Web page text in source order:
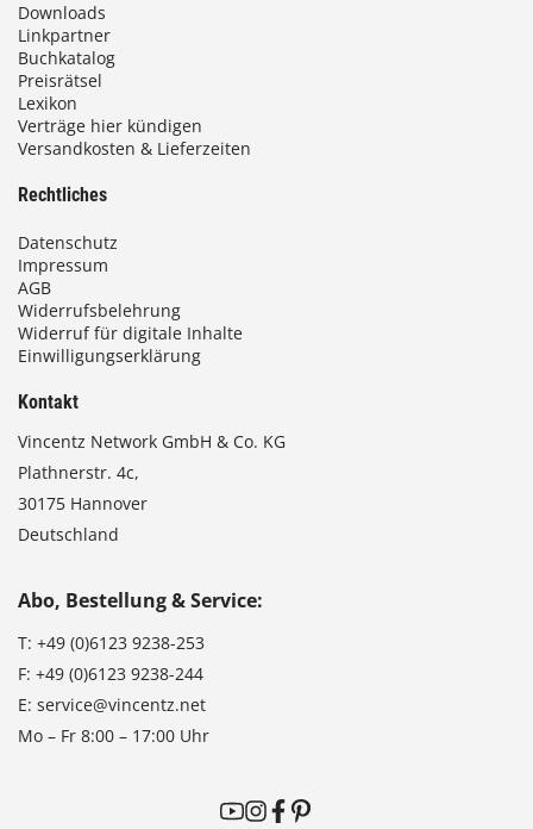
Downloads
Linkpartner
Buchkatalog
Preisrätsel
Lexikon
Verträge hier kündigen
Versandkosten & Lieferzeiten
Rechtliches
Datenschutz
Impressum
AGB
Widerrufsbelehrung
Widerruf für digitale Inhalte
Einwilligungserklärung
Kontakt
Vincentz Network GmbH & Co. KG
Plathnerstr. 4c,
30175 Hannover
Deutschland
Abo, Bestellung & Service:
T: +49 (0)6123 9238-253
F: +49 (0)6123 9238-244
E: service@vincentz.net
Mo – Fr 8:00 – 17:00 Uhr